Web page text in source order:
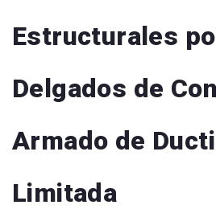
Estructurales
Delgados de
Armado de
Limitada